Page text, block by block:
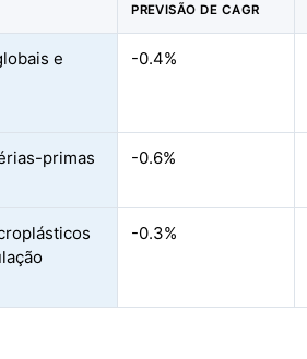
PREVISÃO DE CAGR
e
-0.4%
primas
-0.6%
-0.3%